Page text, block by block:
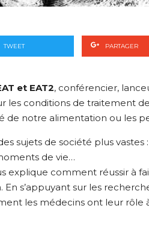
TWEET PARTAGER
et EAT2, conférencier,
les conditions de traitement
de notre alimentation ou les
sujets de société plus
de vie…
explique comment réussir à
En s’appuyant sur les
les médecins ont leur rôle